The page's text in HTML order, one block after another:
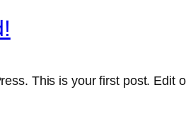
This is your first post. Edit